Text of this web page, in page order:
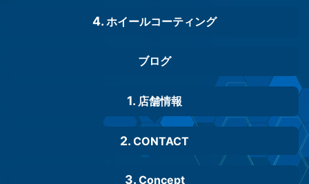
ホイールコーティング
ブログ
店舗情報
CONTACT
Concept